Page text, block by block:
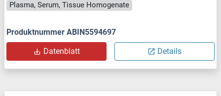
Plasma, Serum, Tissue Homogenate
Produktnummer ABIN5594697
Datenblatt Details